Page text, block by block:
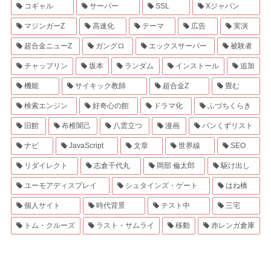
コギャル サーバー SSL Xジャパン
マジンガーZ 高速化 テーマ 広告 実演
超合金ニューZ ガングロ エックスサーバー 被験者
チャップリン 坂本 ランダム インストール 追加
機能 サイキック教師 超合金Z 畳む
検索エンジン 好奇心の館 ドラマ化 ふづちくらき
旧館 布椎闇己 八雲立つ 漫画 パンくずリスト
ナビ JavaScript 文章 世界線 SEO
リダイレクト 志倉千代丸 岡部 倫太郎 駆け出し
ユーモアディスプレイ シュタインズ・ゲート はね橋
個人サイト 時代背景 テスト中 三宅
トム・クルーズ ラスト・サムライ 移動 赤レンガ倉庫